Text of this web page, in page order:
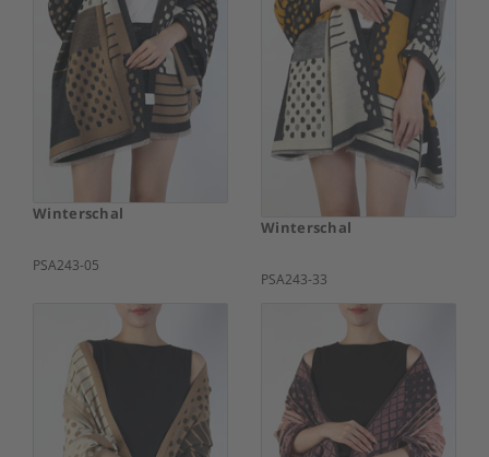
Winterschal
PSA243-05
Winterschal
PSA243-33